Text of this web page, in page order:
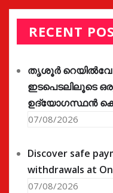
RECENT
തൃശൂർ റെയിൽവേ
ഇടപെടലിലൂടെ
ഉദ്യോഗസ്ഥൻ
07/08/2026
Discover safe
withdrawals at
07/08/2026